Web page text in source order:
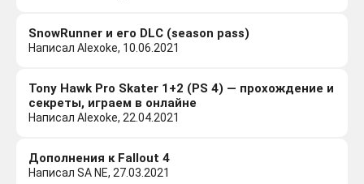
SnowRunner и его DLC (season pass)
Написал Alexoke, 10.06.2021
Tony Hawk Pro Skater 1+2 (PS 4) — прохождение и
секреты, играем в онлайне
Написал Alexoke, 22.04.2021
Дополнения к Fallout 4
Написал SA NE, 27.03.2021